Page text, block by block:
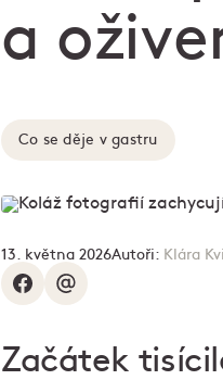
a
Co se děje v gastru
13. května 2026Autoři: Klára
Začátek